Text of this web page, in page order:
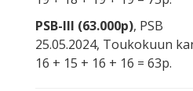
PSB-III (63.000p), PSB
25.05.2024, Toukokuun
16 + 15 + 16 + 16 = 63p.